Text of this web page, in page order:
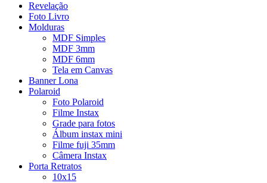
Revelação
Foto Livro
Molduras
MDF Simples
MDF 3mm
MDF 6mm
Tela em Canvas
Banner Lona
Polaroid
Foto Polaroid
Filme Instax
Grade para fotos
Álbum instax mini
Filme fuji 35mm
Câmera Instax
Porta Retratos
10x15